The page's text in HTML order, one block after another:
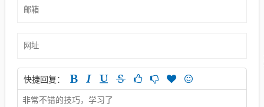
快捷回复：